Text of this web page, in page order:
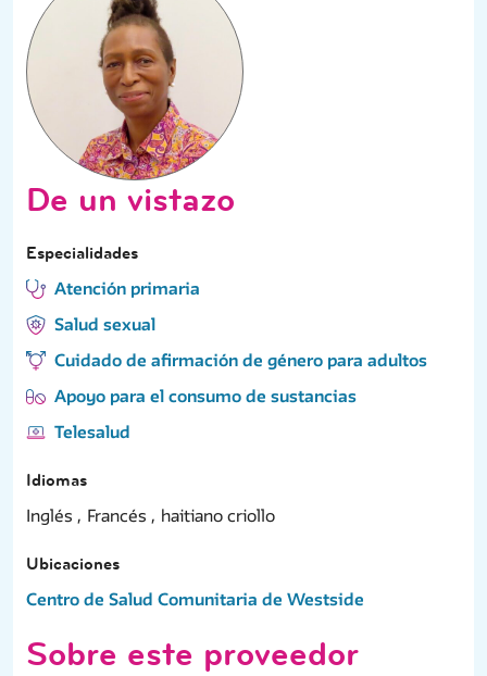
De un vistazo
Especialidades
Atención primaria
Salud sexual
Cuidado de afirmación de género para adultos
Apoyo para el consumo de sustancias
Telesalud
Idiomas
Inglés , Francés , haitiano criollo
Ubicaciones
Centro de Salud Comunitaria de Westside
Sobre este proveedor